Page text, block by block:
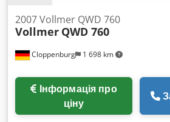
Cloppenburg 1 698 km
2007 Vollmer QWD 760
Vollmer QWD 760
ціну